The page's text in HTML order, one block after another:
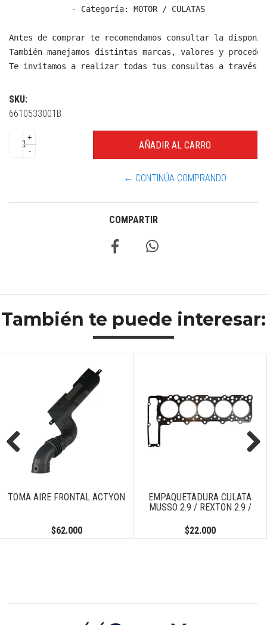
  - Categoría: MOTOR / CULATAS
Antes de comprar te recomendamos consultar la
También manejamos distintas marcas, valores y
Te invitamos a realizar todas tus consultas a través
SKU:
6610533001B
+
-
← CONTINÚA COMPRANDO
COMPARTIR
También te puede interesar:
TOMA AIRE FRONTAL ACTYON
$62.000
EMPAQUETADURA CULATA
MUSSO 2.9 / REXTON 2.9 /
$22.000
Previous